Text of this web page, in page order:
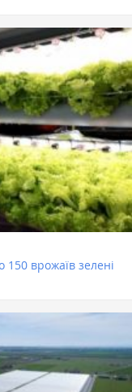
врожаїв зелені